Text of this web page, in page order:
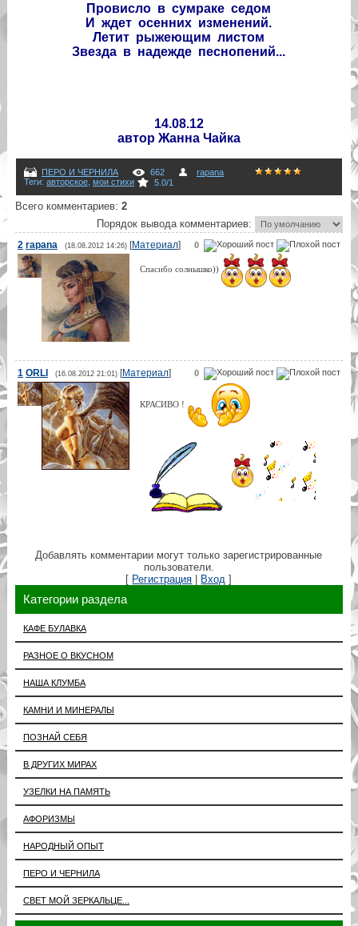
Провисло в сумраке седом
И ждет осенних изменений.
Летит рыжеющим листом
Звезда в надежде песнопений...
14.08.12
автор Жанна Чайка
ПЕРО И ЧЕРНИЛА 662
rapana
Теги: авторское, мои стихи 5.0/1
Всего комментариев: 2
Порядок вывода комментариев:
0
2 rapana (18.08.2012 14:26)[Материал]
Спасибо солнышко))
0
1 ORLI (16.08.2012 21:01)[Материал]
КРАСИВО !
Добавлять комментарии могут только зарегистрированные
пользователи.
[ Регистрация | Вход ]
Категории раздела
КАФЕ БУЛАВКА
РАЗНОЕ О ВКУСНОМ
НАША КЛУМБА
КАМНИ И МИНЕРАЛЫ
ПОЗНАЙ СЕБЯ
В ДРУГИХ МИРАХ
УЗЕЛКИ НА ПАМЯТЬ
АФОРИЗМЫ
НАРОДНЫЙ ОПЫТ
ПЕРО И ЧЕРНИЛА
СВЕТ МОЙ ЗЕРКАЛЬЦЕ...